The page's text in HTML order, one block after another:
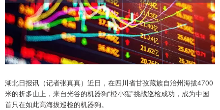
湖北日报讯（记者张真真）近日，在四川省甘孜藏族自治州海拔4700
米的折多山上，来自光谷的机器狗“橙小猩”挑战巡检成功，成为中国
首只在如此高海拔巡检的机器狗。